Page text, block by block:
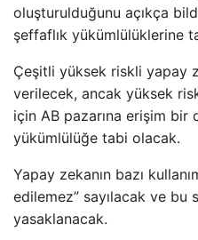
oluşturulduğunu açıkça
şeffaflık yükümlülüklerine
Çeşitli yüksek riskli yapay
verilecek, ancak yüksek
için AB pazarına erişim bir
yükümlülüğe tabi olacak.
Yapay zekanın bazı
edilemez” sayılacak ve bu
yasaklanacak.